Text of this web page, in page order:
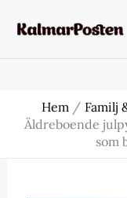
Hem Familj
Äldreboende
som